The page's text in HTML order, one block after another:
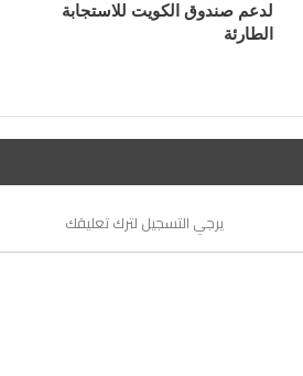
لدعم صندوق الكويت للاستجابة
الطارئة
يرجي التسجيل لترك تعليقك